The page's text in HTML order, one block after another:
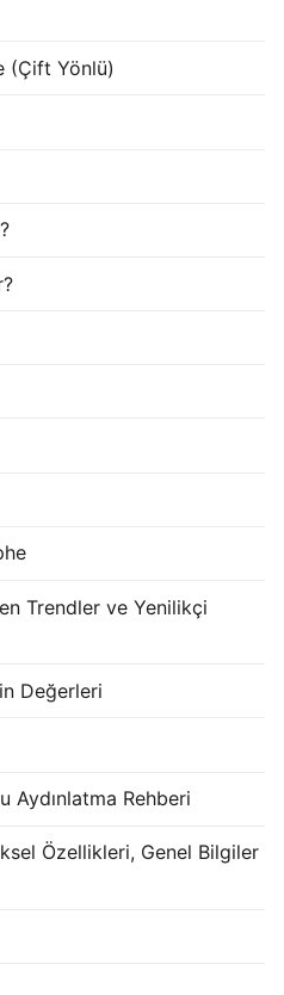
(Çift Yönlü)
Trendler ve Yenilikçi
Değerleri
Aydınlatma Rehberi
Özellikleri, Genel Bilgiler